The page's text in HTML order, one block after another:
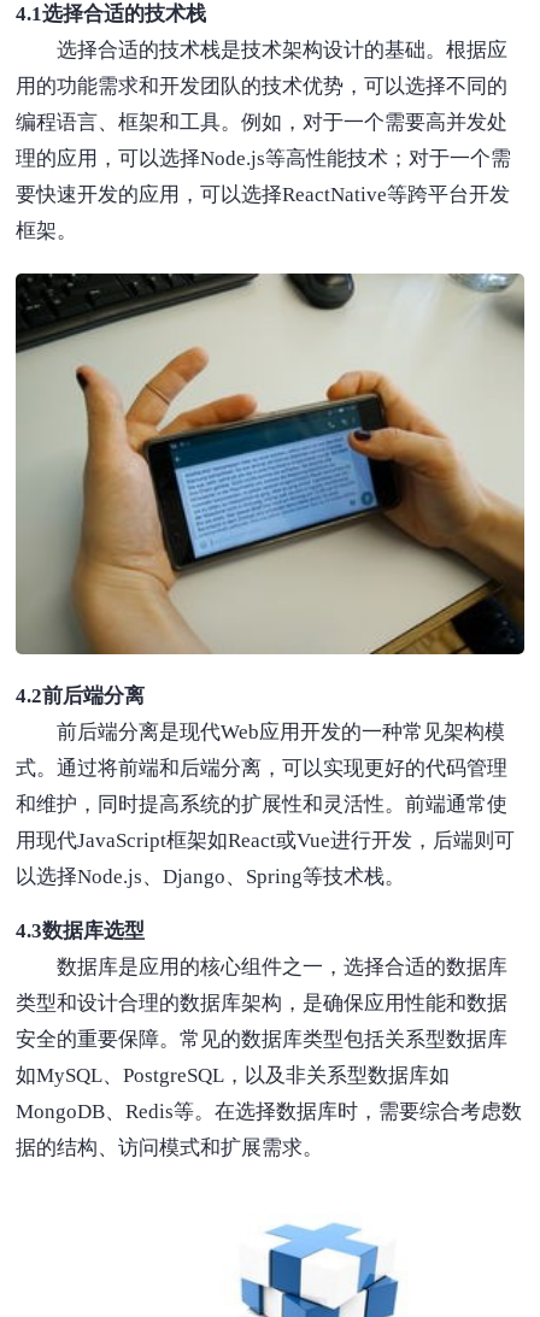
4.1选择合适的技术栈
选择合适的技术栈是技术架构设计的基础。根据应
用的功能需求和开发团队的技术优势，可以选择不同的
编程语言、框架和工具。例如，对于一个需要高并发处
理的应用，可以选择Node.js等高性能技术；对于一个需
要快速开发的应用，可以选择ReactNative等跨平台开发
框架。
4.2前后端分离
前后端分离是现代Web应用开发的一种常见架构模
式。通过将前端和后端分离，可以实现更好的代码管理
和维护，同时提高系统的扩展性和灵活性。前端通常使
用现代JavaScript框架如React或Vue进行开发，后端则可
以选择Node.js、Django、Spring等技术栈。
4.3数据库选型
数据库是应用的核心组件之一，选择合适的数据库
类型和设计合理的数据库架构，是确保应用性能和数据
安全的重要保障。常见的数据库类型包括关系型数据库
如MySQL、PostgreSQL，以及非关系型数据库如
MongoDB、Redis等。在选择数据库时，需要综合考虑数
据的结构、访问模式和扩展需求。